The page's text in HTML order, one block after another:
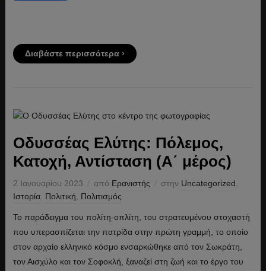
Διαβάστε περισσότερα ›
Οδυσσέας Ελύτης: Πόλεμος,
Κατοχή, Αντίσταση (Α΄ μέρος)
2 Ιανουαρίου 2023 από Ερανιστής στην Uncategorized
Ιστορία, Πολιτική Πολιτισμός
Το παράδειγμα του πολίτη-οπλίτη, του στρατευμένου στοχαστή
που υπερασπίζεται την πατρίδα στην πρώτη γραμμή, το οποίο
στον αρχαίο ελληνικό κόσμο ενσαρκώθηκε από τον Σωκράτη,
τον Αισχύλο και τον Σοφοκλή, ξαναζεί στη ζωή και το έργο του